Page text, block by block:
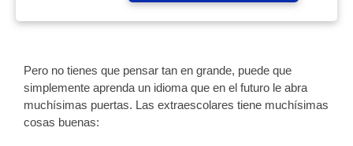
Pero no tienes que pensar tan en grande, puede que
simplemente aprenda un idioma que en el futuro le abra
muchísimas puertas. Las extraescolares tiene muchísimas
cosas buenas: